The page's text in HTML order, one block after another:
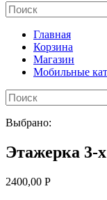
Search
this
websiteГлавная
Корзина
Магазин
Мобильные
Выбрано:
Этажерка 3-
2400,00 Р